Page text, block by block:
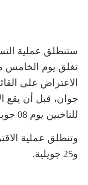
تغلق يوم الخامس
جوان، قبل أن يقع
للناخبين يوم 08 جويلية.
و25 جويلية.